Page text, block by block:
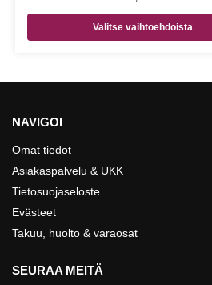
Valitse vaihtoehdoista
NAVIGOI
Omat tiedot
Asiakaspalvelu & UKK
Tietosuojaseloste
Evästeet
Takuu, huolto & varaosat
SEURAA MEITÄ